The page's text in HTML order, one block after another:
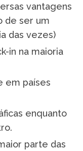
vantagens
de ser um
das vezes)
in na maioria
em países
enquanto
parte das